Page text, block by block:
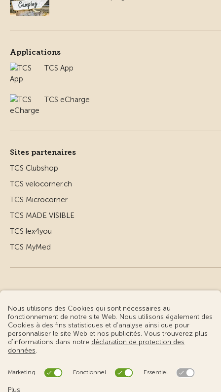
Applications
TCS App
TCS eCharge
Sites partenaires
TCS Clubshop
TCS velocorner.ch
TCS Microcorner
TCS MADE VISIBLE
TCS lex4you
TCS MyMed
Conditions d’utilisation – informations juridiques